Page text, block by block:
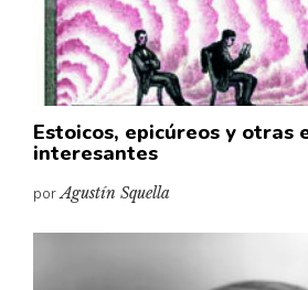
Estoicos, epicúreos y otras
interesantes
porAgustín Squella